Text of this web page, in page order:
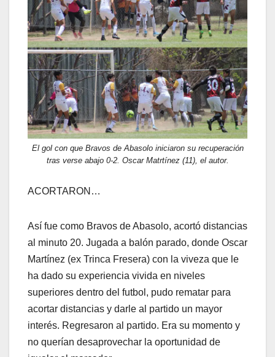
El gol con que Bravos de Abasolo iniciaron su recuperación
tras verse abajo 0-2. Oscar Matrtínez (11), el autor.
ACORTARON…
Así fue como Bravos de Abasolo, acortó distancias
al minuto 20. Jugada a balón parado, donde Oscar
Martínez (ex Trinca Fresera) con la viveza que le
ha dado su experiencia vivida en niveles
superiores dentro del futbol, pudo rematar para
acortar distancias y darle al partido un mayor
interés. Regresaron al partido. Era su momento y
no querían desaprovechar la oportunidad de